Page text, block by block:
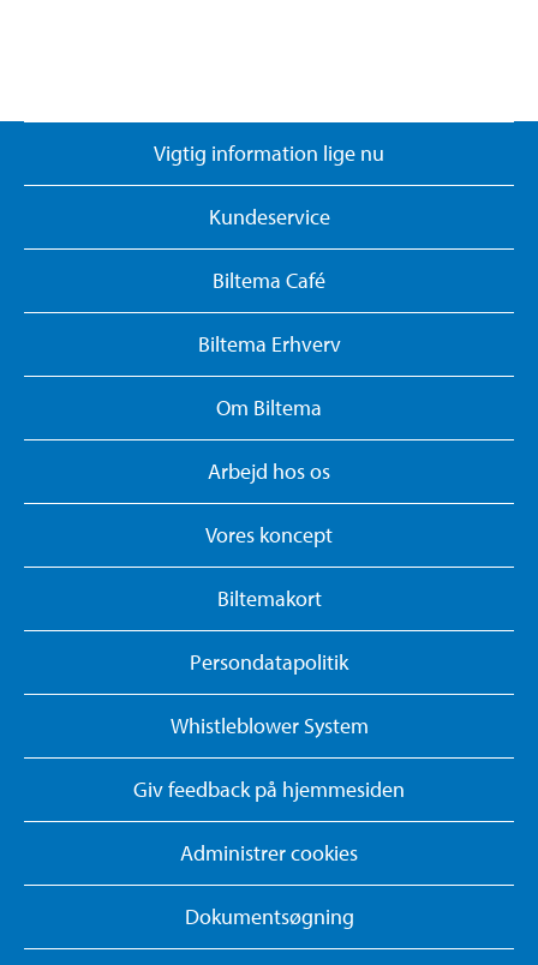
Vigtig information lige nu
Kundeservice
Biltema Café
Biltema Erhverv
Om Biltema
Arbejd hos os
Vores koncept
Biltemakort
Persondatapolitik
Whistleblower System
Giv feedback på hjemmesiden
Administrer cookies
Dokumentsøgning